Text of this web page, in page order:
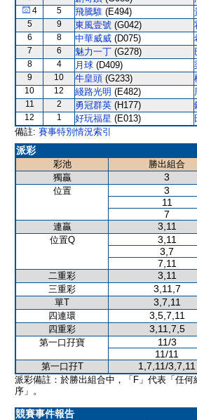
4
5 飛騰騅 (E494)
5
9 東風壹號 (G042)
6
8 中華威威 (D075)
7
6 魅力一丁 (G278)
8
4 月球 (D409)
9
10 牛皇頭 (G233)
10
12 綫路光明 (E482)
11
2 勇冠群英 (H177)
12
1 好玩福星 (E013)
備註: 賽事特別情況索引
派彩
彩池 勝出組合
獨贏
3
位置 3
11
7
連贏 3,11
位置Q 3,11
3,7
7,11
二重彩 3,11
三重彩 3,11,7
單T 3,7,11
四連環 3,5,7,11
四重彩 3,11,7,5
第一口孖寶 11/3
11/11
第一口孖T 1,7,11/3,7,11
派彩備註：於勝出組合中，「F」代表「任
序」。
競賽事件報告